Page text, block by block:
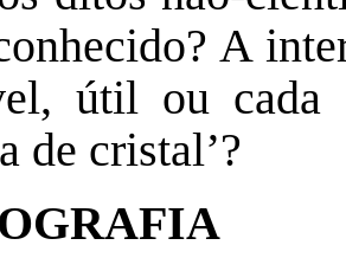
A
útil ou cada
de cristal’?